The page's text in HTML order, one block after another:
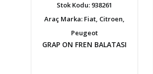
Stok Kodu: 938261
Araç Marka: Fiat, Citroen,
Peugeot
GRAP ON FREN BALATASI